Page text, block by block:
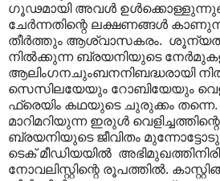
ഗൂഢമായി അവൾ
ചേർന്നതിന്റെ ലക്ഷണങ്ങൾ
തീർത്തും ആശ്വാസകരം.
നിൽക്കുന്ന ബ്രയനിയുടെ
ആലിംഗനചുംബനനിബദ്ധരായി
സെസിലയേയും റോബിയേയും
ഫ്രെയിം കഥയുടെ ചുരുക്കം തന്നെ.
മാറിമറിയുന്ന ഇരുൾ
ബ്രയനിയുടെ ജീവിതം
ടെക് മീഡിയയിൽ
നോവലിസ്റ്റിന്റെ രൂപത്തിൽ.